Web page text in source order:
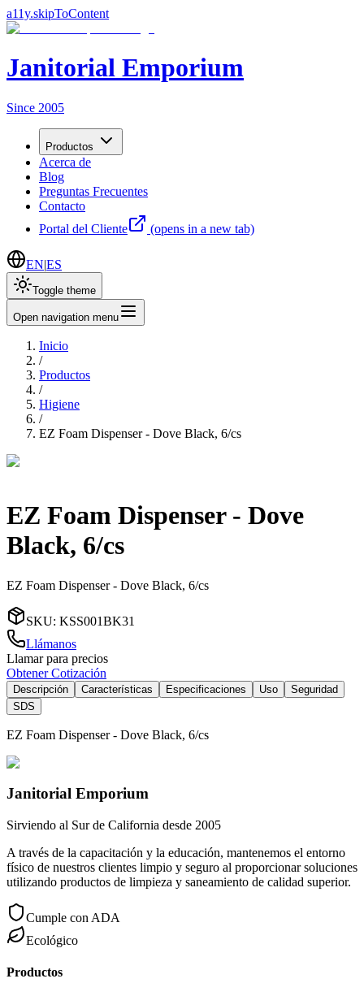
a11y.skipToContent
Janitorial Emporium
Since 2005
Productos
Acerca de
Blog
Preguntas Frecuentes
Contacto
Portal del Cliente
(opens in a new tab)
EN|ES
Toggle theme
Open navigation menu
Inicio
/
Productos
/
Higiene
/
EZ Foam Dispenser - Dove Black, 6/cs
EZ Foam Dispenser - Dove
Black, 6/cs
EZ Foam Dispenser - Dove Black, 6/cs
SKU: KSS001BK31
Llámanos
Llamar para precios
Obtener Cotización
Descripción Características Especificaciones Uso
Seguridad
SDS
EZ Foam Dispenser - Dove Black, 6/cs
Janitorial Emporium
Sirviendo al Sur de California desde 2005
A través de la capacitación y la educación, mantenemos el entorno
físico de nuestros clientes limpio y seguro al proporcionar soluciones
utilizando productos de limpieza y saneamiento de calidad superior.
Cumple con ADA
Ecológico
Productos